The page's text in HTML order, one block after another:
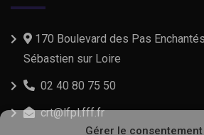
Gérer le
170 Boulevard des Pas
Sébastien sur Loire
02 40 80 75 50
crt@lfpl.fff.fr